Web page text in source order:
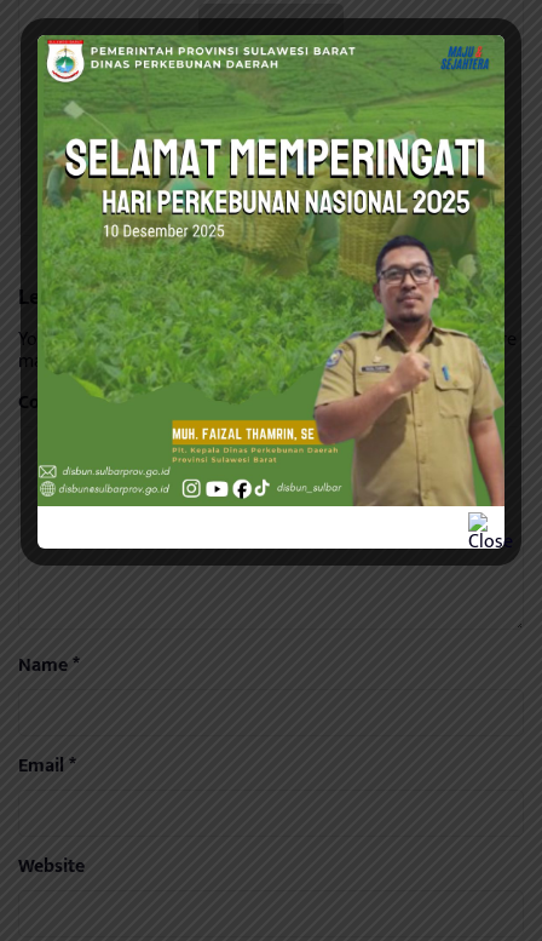
Admin
Leave a Reply
Your email address will not be published.Required fields are
marked*
Comment*
Name*
Email*
Website